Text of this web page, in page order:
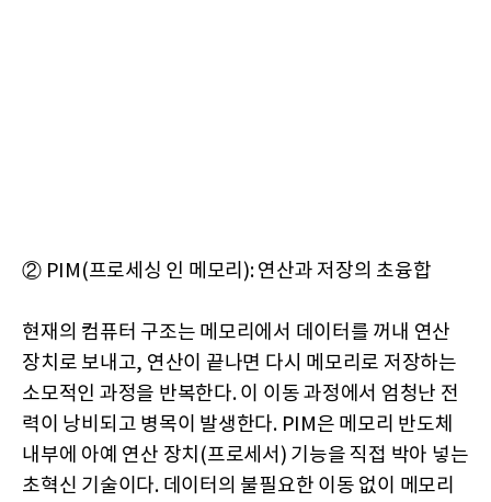
② PIM(프로세싱 인 메모리): 연산과 저장의 초융합
현재의 컴퓨터 구조는 메모리에서 데이터를 꺼내 연산
장치로 보내고, 연산이 끝나면 다시 메모리로 저장하는
소모적인 과정을 반복한다. 이 이동 과정에서 엄청난 전
력이 낭비되고 병목이 발생한다. PIM은 메모리 반도체
내부에 아예 연산 장치(프로세서) 기능을 직접 박아 넣는
초혁신 기술이다. 데이터의 불필요한 이동 없이 메모리